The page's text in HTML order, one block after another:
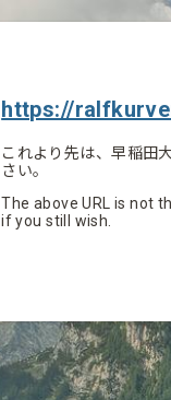
https://
これより先は、早稲田
さい。
The above URL is not
if you still wish.